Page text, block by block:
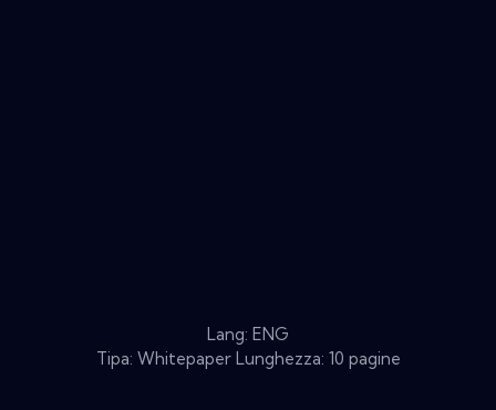
Lang: ENG
Tipa: Whitepaper Lunghezza: 10 pagine